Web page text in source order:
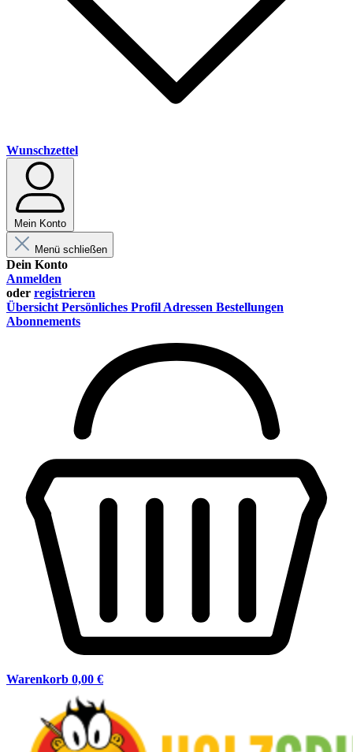
Wunschzettel
Mein Konto
Menü schließen
Dein Konto
Anmelden
oder registrieren
Übersicht Persönliches Profil Adressen Bestellungen
Abonnements
Warenkorb 0,00 €